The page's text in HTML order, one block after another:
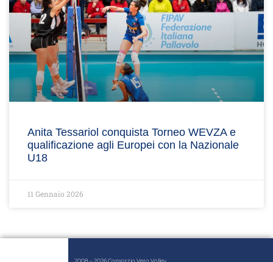
Anita Tessariol conquista Torneo WEVZA e
qualificazione agli Europei con la Nazionale
U18
11 Gennaio 2026
2008 – 2026 Consorzio Vero Volley